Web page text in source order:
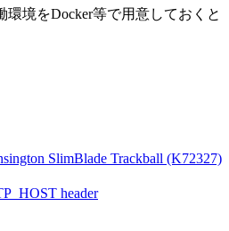
環境をDocker等で用意しておくと
SlimBlade Trackball (K72327)
header